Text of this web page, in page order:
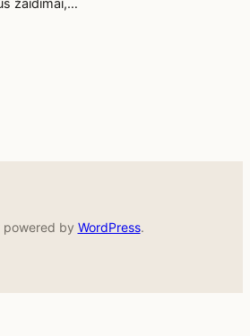
žaidimai,…
powered by WordPress.